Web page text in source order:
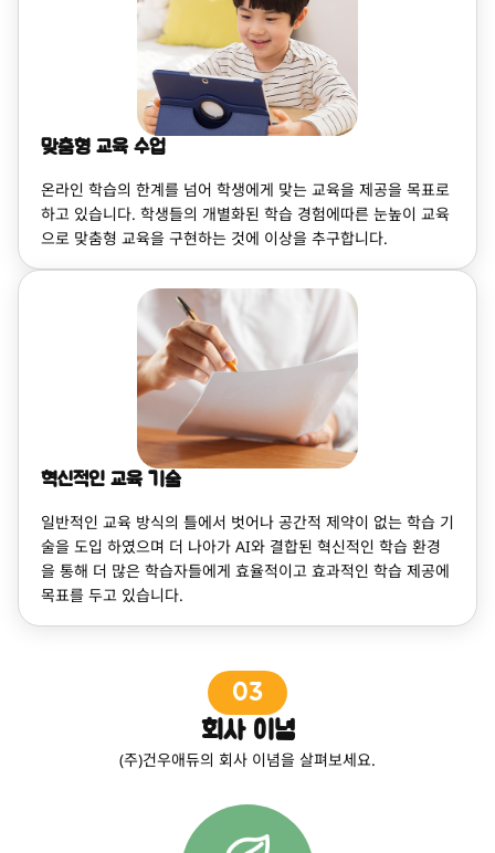
맞춤형 교육 수업
온라인 학습의 한계를 넘어 학생에게 맞는 교육을 제공을 목표로
하고 있습니다. 학생들의 개별화된 학습 경험에따른 눈높이 교육
으로 맞춤형 교육을 구현하는 것에 이상을 추구합니다.
혁신적인 교육 기술
일반적인 교육 방식의 틀에서 벗어나 공간적 제약이 없는 학습 기
술을 도입 하였으며 더 나아가 AI와 결합된 혁신적인 학습 환경
을 통해 더 많은 학습자들에게 효율적이고 효과적인 학습 제공에
목표를 두고 있습니다.
03
회사 이념
(주)건우애듀의 회사 이념을 살펴보세요.